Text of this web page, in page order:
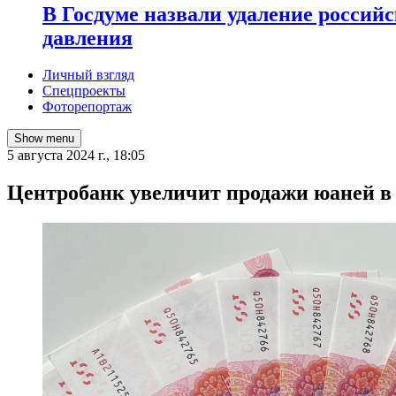
В Госдуме назвали удаление
давления
Личный взгляд
Спецпроекты
Фоторепортаж
Show menu
5 августа 2024 г., 18:05
Центробанк увеличит продажи юаней в